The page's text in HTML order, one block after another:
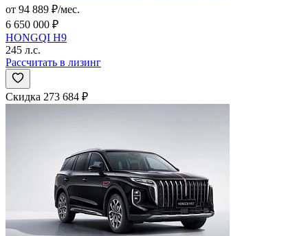
от 94 889 ₽/мес.
6 650 000 ₽
HONGQI H9
245 л.с.
Рассчитать в лизинг
Скидка 273 684 ₽